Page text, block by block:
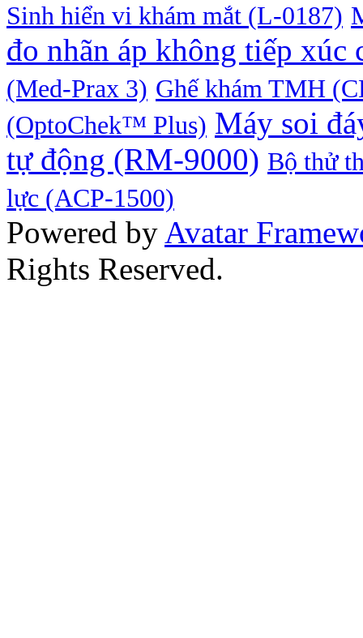
Sinh hiển vi khám mắt (L-0187)
đo nhãn áp không tiếp
(Med-Prax 3) Ghế khám TMH
(OptoChek™ Plus) Máy soi
tự động (RM-9000) Bộ thử
lực (ACP-1500)
Powered by Avatar
Rights Reserved.